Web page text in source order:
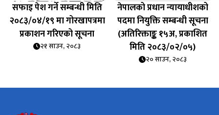
सफाइ पेश गर्ने सम्बन्धी मिति
२०८३/०४/१९ मा गोरखापत्रमा
प्रकाशन गरिएको सूचना
२१ साउन, २०८३
नेपालको प्रधान न्यायाधीशको
पदमा नियुक्ति सम्बन्धी सूचना
(अतिरिक्ताङ्क १५अ, प्रकाशित
मिति २०८३/०२/०५)
२० साउन, २०८३